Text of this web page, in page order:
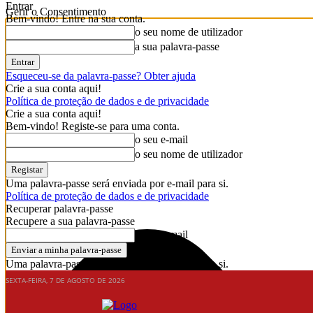
Gerir o Consentimento
Entrar
Bem-vindo! Entre na sua conta.
o seu nome de utilizador
a sua palavra-passe
Esqueceu-se da palavra-passe? Obter ajuda
Crie a sua conta aqui!
Política de proteção de dados e de privacidade
Crie a sua conta aqui!
Bem-vindo! Registe-se para uma conta.
o seu e-mail
o seu nome de utilizador
Uma palavra-passe será enviada por e-mail para si.
Política de proteção de dados e de privacidade
Recuperar palavra-passe
Recupere a sua palavra-passe
o seu e-mail
Uma palavra-passe será enviada por e-mail para si.
SEXTA-FEIRA, 7 DE AGOSTO DE 2026